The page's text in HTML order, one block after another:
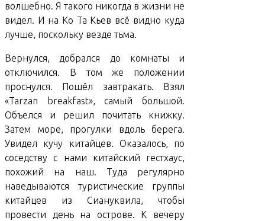
волшебно. Я такого никогда в жизни не
видел. И на Ко Та Кьев всё видно куда
лучше, поскольку везде тьма.
Вернулся, добрался до комнаты и
отключился. В том же положении
проснулся. Пошёл завтракать. Взял
«Tarzan breakfast», самый большой.
Объелся и решил почитать книжку.
Затем море, прогулки вдоль берега.
Увидел кучу китайцев. Оказалось, по
соседству с нами китайский гестхаус,
похожий на наш. Туда регулярно
наведываются туристические группы
китайцев из Сиануквила, чтобы
провести день на острове. К вечеру